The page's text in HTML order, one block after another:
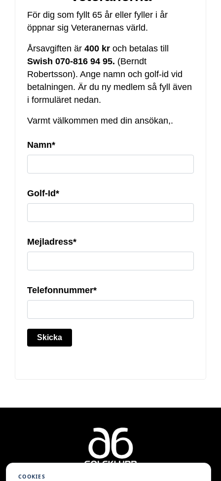
För dig som fyllt 65 år eller fyller i år
öppnar sig Veteranernas värld.
Årsavgiften är 400 kr och betalas till
Swish 070-816 94 95. (Berndt
Robertsson). Ange namn och golf-id vid
betalningen. Är du ny medlem så fyll även
i formuläret nedan.
Varmt välkommen med din ansökan,.
Namn*
Golf-Id*
Mejladress*
Telefonnummer*
Skicka
COOKIES